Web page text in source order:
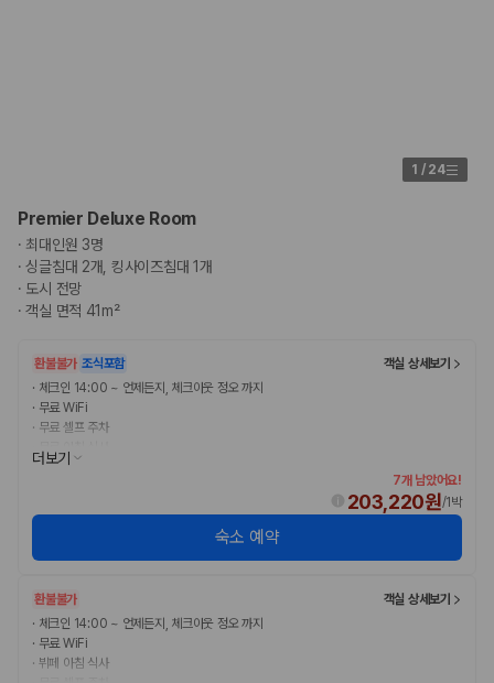
전국 렌트카 지점
1,829개
제주렌트카 가격비교 자주 묻는 질문
A. 대여일, 반납일, 인수 지역을 선택하면 제주도 렌트카 업체별 가격, 차종,
보험 조건, 예약 가능 차량을 한 번에 비교할 수 있습니다.
Q. 제주 렌트카 최저가는 무엇을 기준으로 비교해야 하나요?
Q. 제주공항 근처 렌트카도 비교할 수 있나요?
Q. 제주 렌트카 가격비교 시 보험도 함께 비교할 수 있나요?
Q. 가족 여행에는 어떤 제주 렌트카를 비교해야 하나요?
제주렌트카 가격비교 주요 링크
제주도 렌트카 실시간 최저가 가격비교
국내 렌트카 가격비교
해외 렌트카 가격비교
카모아 사이트맵
1 / 24
Premier Deluxe Room
· 최대인원 3명
·싱글침대 2개, 킹사이즈침대 1개
· 도시 전망
·객실 면적 41m²
환불불가 조식포함
객실 상세보기
· 체크인 14:00 ~ 언제든지, 체크아웃 정오 까지
· 무료 WiFi
· 무료 셀프 주차
더보기
7개 남았어요!
203,220원/1박
숙소 예약
환불불가
객실 상세보기
· 체크인 14:00 ~ 언제든지, 체크아웃 정오 까지
· 무료 WiFi
· 뷔페 아침 식사